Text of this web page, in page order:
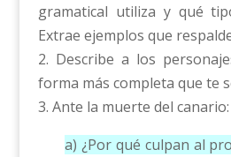
gramatical utiliza y qué
Extrae ejemplos que
2. Describe a los
forma más completa que te
3. Ante la muerte del canario:
a) ¿Por qué culpan al